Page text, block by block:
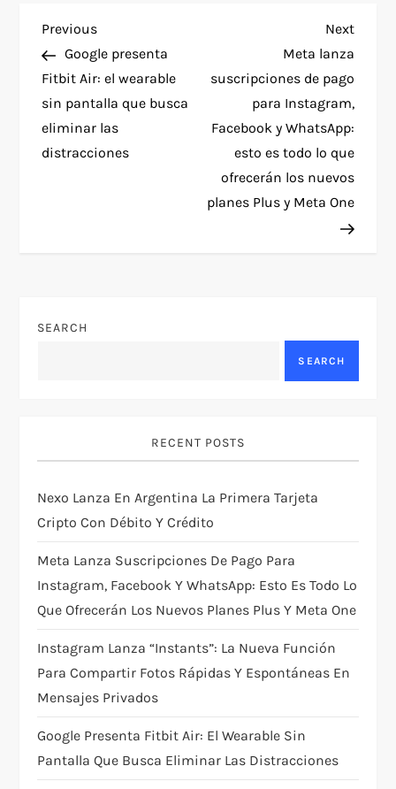
P
o
s
t
i
t
i
o
n
Previous
Post
Previous
Google presenta
Fitbit Air: el wearable
sin pantalla que busca
eliminar las
distracciones
Next
Post
Next
Meta lanza
suscripciones de pago
para Instagram,
Facebook y WhatsApp:
esto es todo lo que
ofrecerán los nuevos
planes Plus y Meta One
SEARCH
SEARCH
RECENT POSTS
Nexo Lanza En Argentina La Primera Tarjeta
Cripto Con Débito Y Crédito
Meta Lanza Suscripciones De Pago Para
Instagram, Facebook Y WhatsApp: Esto Es Todo Lo
Que Ofrecerán Los Nuevos Planes Plus Y Meta One
Instagram Lanza “Instants”: La Nueva Función
Para Compartir Fotos Rápidas Y Espontáneas En
Mensajes Privados
Google Presenta Fitbit Air: El Wearable Sin
Pantalla Que Busca Eliminar Las Distracciones